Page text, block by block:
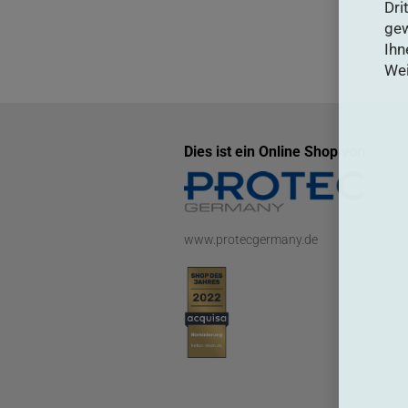
Dies ist ein Online Shop von
www.protecgermany.de